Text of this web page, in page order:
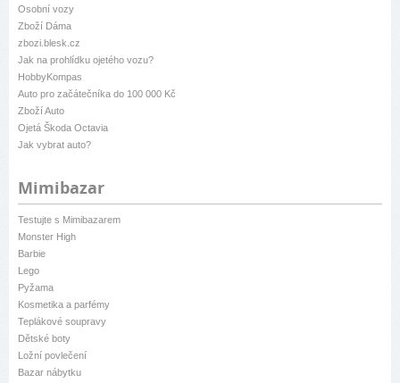
Osobní vozy
Zboží Dáma
zbozi.blesk.cz
Jak na prohlídku ojetého vozu?
HobbyKompas
Auto pro začátečníka do 100 000 Kč
Zboží Auto
Ojetá Škoda Octavia
Jak vybrat auto?
Mimibazar
Testujte s Mimibazarem
Monster High
Barbie
Lego
Pyžama
Kosmetika a parfémy
Teplákové soupravy
Dětské boty
Ložní povlečení
Bazar nábytku